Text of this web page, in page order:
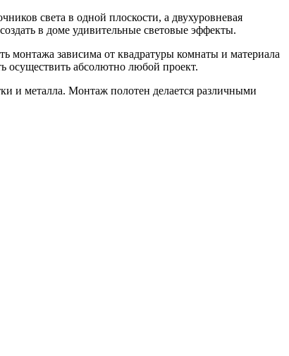
света в одной плоскости, а двухуровневая
в доме удивительные световые эффекты.
монтажа зависима от квадратуры комнаты и материала
осуществить абсолютно любой проект.
и металла. Монтаж полотен делается различными